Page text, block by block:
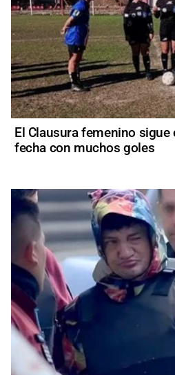
El Clausura femenino
fecha con muchos goles